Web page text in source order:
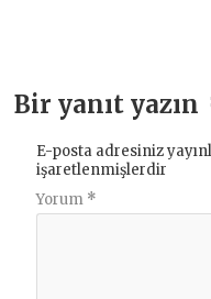
Bir yanıt yazın
E-posta adresiniz
işaretlenmişlerdir
Yorum *